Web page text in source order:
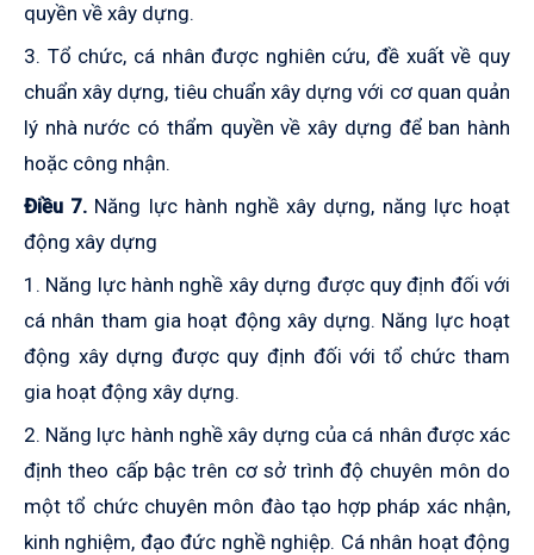
quyền về xây dựng.
3. Tổ chức, cá nhân được nghiên cứu, đề xuất về quy
chuẩn xây dựng, tiêu chuẩn xây dựng với cơ quan quản
lý nhà nước có thẩm quyền về xây dựng để ban hành
hoặc công nhận.
Điều 7. Năng lực hành nghề xây dựng, năng lực hoạt
động xây dựng
1. Năng lực hành nghề xây dựng được quy định đối với
cá nhân tham gia hoạt động xây dựng. Năng lực hoạt
động xây dựng được quy định đối với tổ chức tham
gia hoạt động xây dựng.
2. Năng lực hành nghề xây dựng của cá nhân được xác
định theo cấp bậc trên cơ sở trình độ chuyên môn do
một tổ chức chuyên môn đào tạo hợp pháp xác nhận,
kinh nghiệm, đạo đức nghề nghiệp. Cá nhân hoạt động